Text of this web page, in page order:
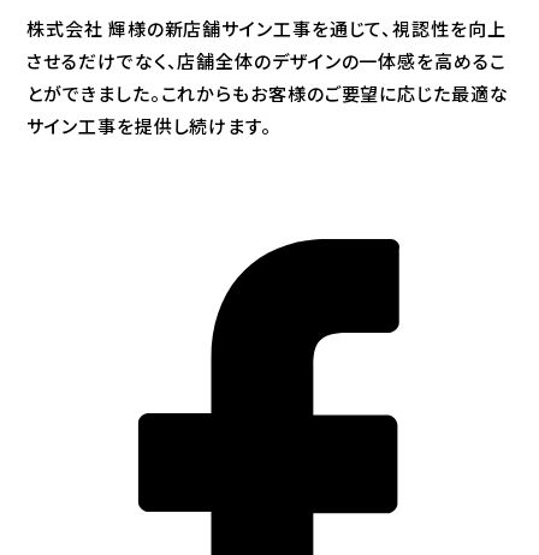
株式会社 輝様の新店舗サイン工事を通じて、視認性を向上
させるだけでなく、店舗全体のデザインの一体感を高めるこ
とができました。これからもお客様のご要望に応じた最適な
サイン工事を提供し続けます。